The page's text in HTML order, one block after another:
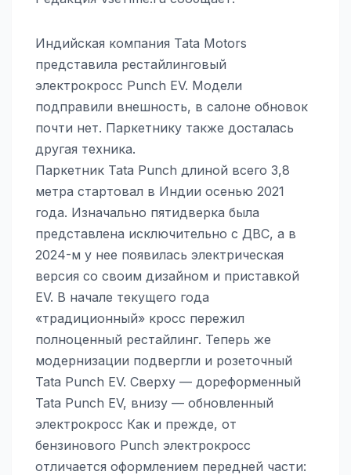
Индийская компания Tata Motors
представила рестайлинговый
электрокросс Punch EV. Модели
подправили внешность, в салоне обновок
почти нет. Паркетнику также досталась
другая техника.
Паркетник Tata Punch длиной всего 3,8
метра стартовал в Индии осенью 2021
года. Изначально пятидверка была
представлена исключительно с ДВС, а в
2024-м у нее появилась электрическая
версия со своим дизайном и приставкой
EV. В начале текущего года
«традиционный» кросс пережил
полноценный рестайлинг. Теперь же
модернизации подвергли и розеточный
Tata Punch EV. Сверху — дореформенный
Tata Punch EV, внизу — обновленный
электрокросс Как и прежде, от
бензинового Punch электрокросс
отличается оформлением передней части: